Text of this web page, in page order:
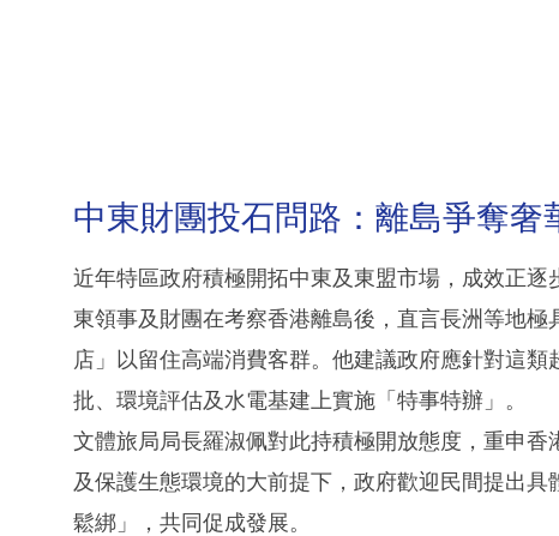
中東財團投石問路：離島爭奪奢
近年特區政府積極開拓中東及東盟市場，成效正
東領事及財團在考察香港離島後，直言長洲等地
店」以留住高端消費客群。他建議政府應針對這
批、環境評估及水電基建上實施「特事特辦」。
文體旅局局長羅淑佩對此持積極開放態度，重申
及保護生態環境的大前提下，政府歡迎民間提出
鬆綁」，共同促成發展。